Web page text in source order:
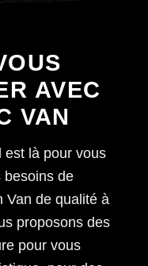
AVEC
VAN
est là pour vous
besoins de
Van de qualité à
proposons des
pour vous